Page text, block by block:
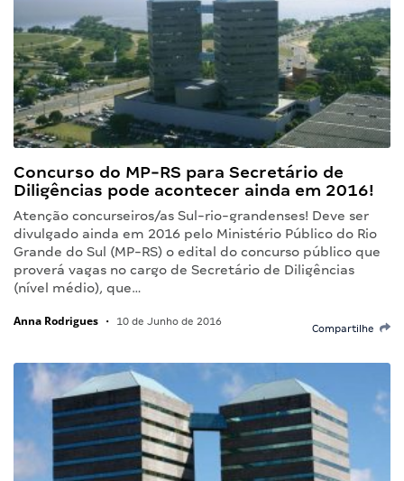
Concurso do MP-RS para Secretário de
Diligências pode acontecer ainda em 2016!
Atenção concurseiros/as Sul-rio-grandenses! Deve ser
divulgado ainda em 2016 pelo Ministério Público do Rio
Grande do Sul (MP-RS) o edital do concurso público que
proverá vagas no cargo de Secretário de Diligências
(nível médio), que…
Anna Rodrigues • 10 de Junho de 2016
Compartilhe